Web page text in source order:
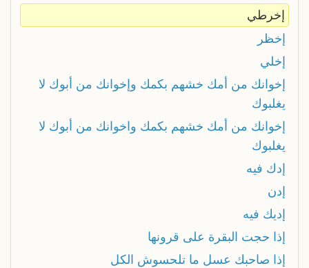
إخرطي
إخظر
إخلي
إخوانك من أمك خشهم بكمك وإخوانك من أبوك لا
يغلبوك
إخوانك من أمك خشهم بكمك واخوانك من أبوك لا
يغلبوك
إدك فيه
إدن
إديك فيه
إذا حجت البقرة على قرونها
إذا صاحبك عسل ما تلحسوش الكل